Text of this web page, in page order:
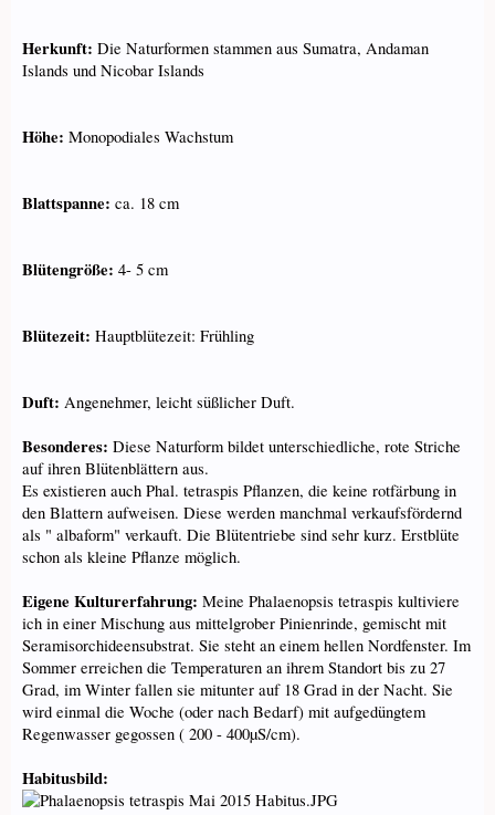
Herkunft: Die Naturformen stammen aus Sumatra, Andaman
Islands und Nicobar Islands
Höhe: Monopodiales Wachstum
Blattspanne: ca. 18 cm
Blütengröße: 4- 5 cm
Blütezeit: Hauptblütezeit: Frühling
Duft: Angenehmer, leicht süßlicher Duft.
Besonderes: Diese Naturform bildet unterschiedliche, rote Striche
auf ihren Blütenblättern aus.
Es existieren auch Phal. tetraspis Pflanzen, die keine rotfärbung in
den Blattern aufweisen. Diese werden manchmal verkaufsfördernd
als " albaform" verkauft. Die Blütentriebe sind sehr kurz. Erstblüte
schon als kleine Pflanze möglich.
Eigene Kulturerfahrung: Meine Phalaenopsis tetraspis kultiviere
ich in einer Mischung aus mittelgrober Pinienrinde, gemischt mit
Seramisorchideensubstrat. Sie steht an einem hellen Nordfenster. Im
Sommer erreichen die Temperaturen an ihrem Standort bis zu 27
Grad, im Winter fallen sie mitunter auf 18 Grad in der Nacht. Sie
wird einmal die Woche (oder nach Bedarf) mit aufgedüngtem
Regenwasser gegossen ( 200 - 400µS/cm).
Habitusbild: